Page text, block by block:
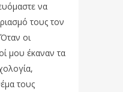
να
τους τον
οι
μου έκαναν τα
τους